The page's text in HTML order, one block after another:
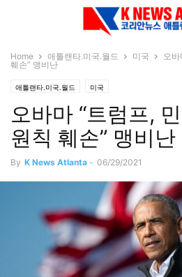
Home 애틀랜타.미국.월드 미국
오바
훼손” 맹비난
애틀랜타.미국.월드 미국
오바마 “트럼프,
원칙 훼손” 맹비난
By K News Atlanta - 06/29/2021